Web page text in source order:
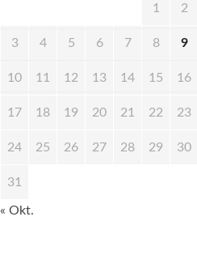
1 2
3 4 5 6 7 8 9
10 11 12 13 14 15 16
17 18 19 20 21 22 23
24 25 26 27 28 29 30
31
« Okt.